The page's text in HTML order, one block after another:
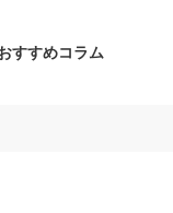
すすめコラム